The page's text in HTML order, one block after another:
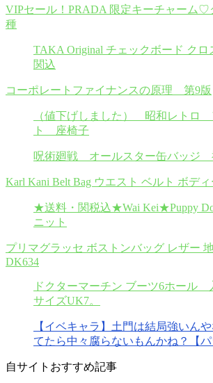
VIPセール！PRADA 限定キーチャーム♡
種
TAKA Original チェックボード クロ
関込
コーポレートファイナンスの原理 第9版
（値下げしました） 昭和レトロ
ト 座椅子
呪術廻戦 オールスター缶バッジ
Karl Kani Belt Bag ウエスト ベルト ボデ
★送料・関税込★Wai Kei★Puppy
ニット
プリマグラッセ ボストンバッグ レザー
DK634
ドクターマーチン ブーツ6ホール
サイズUK7。
【イベキャラ】土門は結局強いん
てたら中々腐らないもんかね？【パ
自サイトおすすめ記事